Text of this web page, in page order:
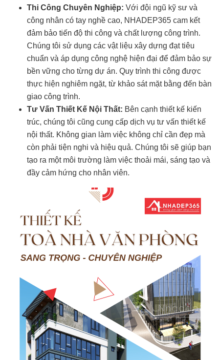
Thi Công Chuyên Nghiệp: Với đội ngũ kỹ sư và
công nhân có tay nghề cao, NHADEP365 cam kết
đảm bảo tiến độ thi công và chất lượng công trình.
Chúng tôi sử dụng các vật liệu xây dựng đạt tiêu
chuẩn và áp dụng công nghệ hiện đại để đảm bảo sự
bền vững cho từng dự án. Quy trình thi công được
thực hiện nghiêm ngặt, từ khảo sát mặt bằng đến bàn
giao công trình.
Tư Vấn Thiết Kế Nội Thất: Bên cạnh thiết kế kiến
trúc, chúng tôi cũng cung cấp dịch vụ tư vấn thiết kế
nội thất. Không gian làm việc không chỉ cần đẹp mà
còn phải tiện nghi và hiệu quả. Chúng tôi sẽ giúp bạn
tạo ra một môi trường làm việc thoải mái, sáng tạo và
đầy cảm hứng cho nhân viên.